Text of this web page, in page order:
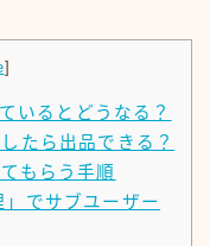
]
いるとどうなる？
たら出品できる？
もらう手順
でサブユーザー